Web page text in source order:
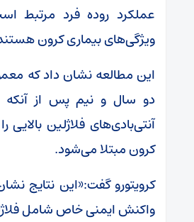
عملکرد روده فرد مرتبط
ویژگی‌های بیماری کرون
این مطالعه نشان داد که
دو سال و نیم پس از آنکه
آنتی‌بادی‌های فلاژلین بالایی
کرون مبتلا می‌شود.
کرویتورو گفت:«این نتایج
واکنش ایمنی خاص شامل